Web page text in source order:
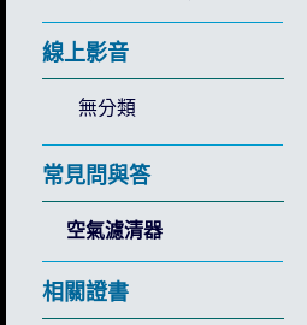
線上影音
無分類
常見問與答
空氣濾清器
相關證書